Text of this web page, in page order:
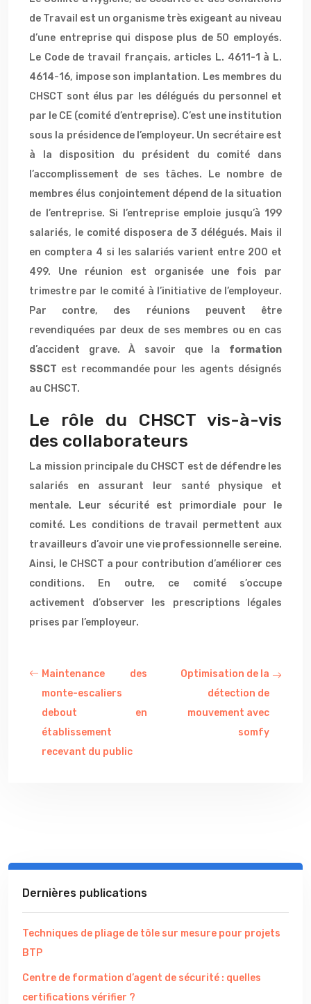
de Travail est un organisme très exigeant au niveau
d’une entreprise qui dispose plus de 50 employés.
Le Code de travail français, articles L. 4611-1 à L.
4614-16, impose son implantation. Les membres du
CHSCT sont élus par les délégués du personnel et
par le CE (comité d’entreprise). C’est une institution
sous la présidence de l’employeur. Un secrétaire est
à la disposition du président du comité dans
l’accomplissement de ses tâches. Le nombre de
membres élus conjointement dépend de la situation
de l’entreprise. Si l’entreprise emploie jusqu’à 199
salariés, le comité disposera de 3 délégués. Mais il
en comptera 4 si les salariés varient entre 200 et
499. Une réunion est organisée une fois par
trimestre par le comité à l’initiative de l’employeur.
Par contre, des réunions peuvent être
revendiquées par deux de ses membres ou en cas
d’accident grave. À savoir que la formation
SSCT est recommandée pour les agents désignés
au CHSCT.
Le rôle du CHSCT vis-à-vis
des collaborateurs
La mission principale du CHSCT est de défendre les
salariés en assurant leur santé physique et
mentale. Leur sécurité est primordiale pour le
comité. Les conditions de travail permettent aux
travailleurs d’avoir une vie professionnelle sereine.
Ainsi, le CHSCT a pour contribution d’améliorer ces
conditions. En outre, ce comité s’occupe
activement d’observer les prescriptions légales
prises par l’employeur.
Maintenance des
monte-escaliers
debout en
établissement
recevant du public
Optimisation de la
détection de
mouvement avec
somfy
Dernières publications
Techniques de pliage de tôle sur mesure pour projets
BTP
Centre de formation d’agent de sécurité : quelles
certifications vérifier ?